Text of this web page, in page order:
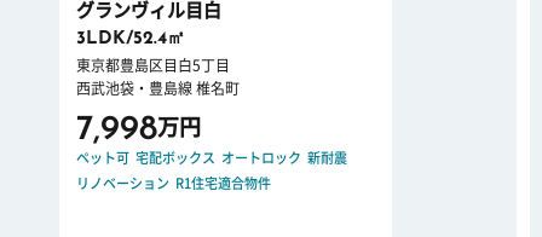
グランヴィル目白
3LDK/52.4㎡
東京都豊島区目白5丁目
西武池袋・豊島線 椎名町
7,998万円
ペット可 宅配ボックス オートロック 新耐震
リノベーション
R1住宅適合物件